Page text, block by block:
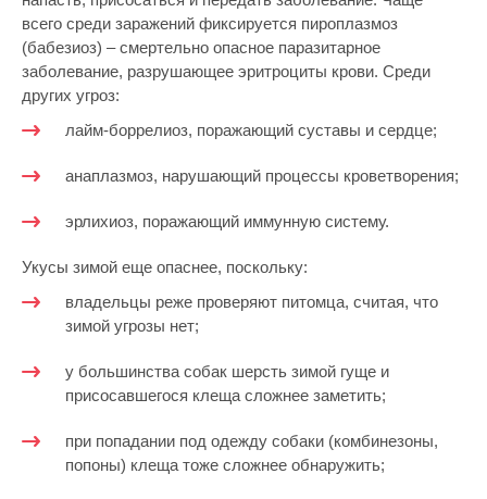
всего среди заражений фиксируется пироплазмоз
(бабезиоз) – смертельно опасное паразитарное
заболевание, разрушающее эритроциты крови. Среди
других угроз:
лайм-боррелиоз, поражающий суставы и сердце;
анаплазмоз, нарушающий процессы кроветворения;
эрлихиоз, поражающий иммунную систему.
Укусы зимой еще опаснее, поскольку:
владельцы реже проверяют питомца, считая, что
зимой угрозы нет;
у большинства собак шерсть зимой гуще и
присосавшегося клеща сложнее заметить;
при попадании под одежду собаки (комбинезоны,
попоны) клеща тоже сложнее обнаружить;